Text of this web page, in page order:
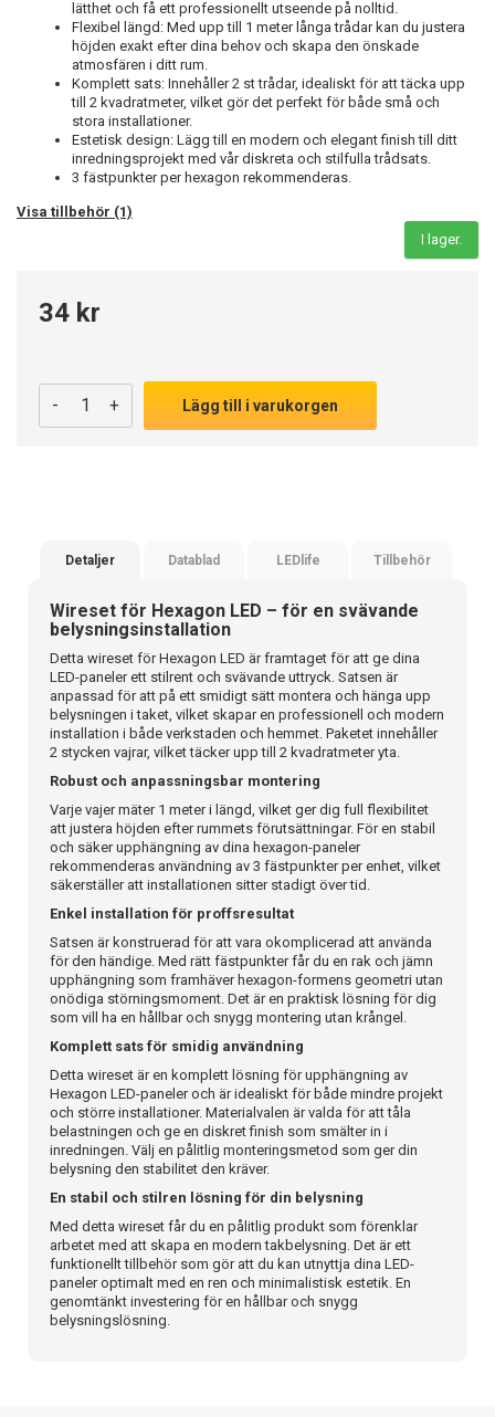
lätthet och få ett professionellt utseende på nolltid.
Flexibel längd: Med upp till 1 meter långa trådar kan du justera
höjden exakt efter dina behov och skapa den önskade
atmosfären i ditt rum.
Komplett sats: Innehåller 2 st trådar, idealiskt för att täcka upp
till 2 kvadratmeter, vilket gör det perfekt för både små och
stora installationer.
Estetisk design: Lägg till en modern och elegant finish till ditt
inredningsprojekt med vår diskreta och stilfulla trådsats.
3 fästpunkter per hexagon rekommenderas.
Visa tillbehör (1)
I lager.
34 kr
- + Lägg till i varukorgen
Detaljer Datablad LEDlife Tillbehör
Wireset för Hexagon LED – för en svävande
belysningsinstallation
Detta wireset för Hexagon LED är framtaget för att ge dina
LED-paneler ett stilrent och svävande uttryck. Satsen är
anpassad för att på ett smidigt sätt montera och hänga upp
belysningen i taket, vilket skapar en professionell och modern
installation i både verkstaden och hemmet. Paketet innehåller
2 stycken vajrar, vilket täcker upp till 2 kvadratmeter yta.
Robust och anpassningsbar montering
Varje vajer mäter 1 meter i längd, vilket ger dig full flexibilitet
att justera höjden efter rummets förutsättningar. För en stabil
och säker upphängning av dina hexagon-paneler
rekommenderas användning av 3 fästpunkter per enhet, vilket
säkerställer att installationen sitter stadigt över tid.
Enkel installation för proffsresultat
Satsen är konstruerad för att vara okomplicerad att använda
för den händige. Med rätt fästpunkter får du en rak och jämn
upphängning som framhäver hexagon-formens geometri utan
onödiga störningsmoment. Det är en praktisk lösning för dig
som vill ha en hållbar och snygg montering utan krångel.
Komplett sats för smidig användning
Detta wireset är en komplett lösning för upphängning av
Hexagon LED-paneler och är idealiskt för både mindre projekt
och större installationer. Materialvalen är valda för att tåla
belastningen och ge en diskret finish som smälter in i
inredningen. Välj en pålitlig monteringsmetod som ger din
belysning den stabilitet den kräver.
En stabil och stilren lösning för din belysning
Med detta wireset får du en pålitlig produkt som förenklar
arbetet med att skapa en modern takbelysning. Det är ett
funktionellt tillbehör som gör att du kan utnyttja dina LED-
paneler optimalt med en ren och minimalistisk estetik. En
genomtänkt investering för en hållbar och snygg
belysningslösning.